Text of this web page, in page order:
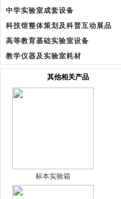
中学实验室成套设备
科技馆整体策划及科普互动展品
高等教育基础实验室设备
教学仪器及实验室耗材
其他相关产品
标本实验箱